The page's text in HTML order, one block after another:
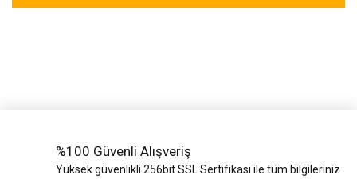
%100 Güvenli Alışveriş
Yüksek güvenlikli 256bit SSL Sertifikası ile tüm bilgileriniz